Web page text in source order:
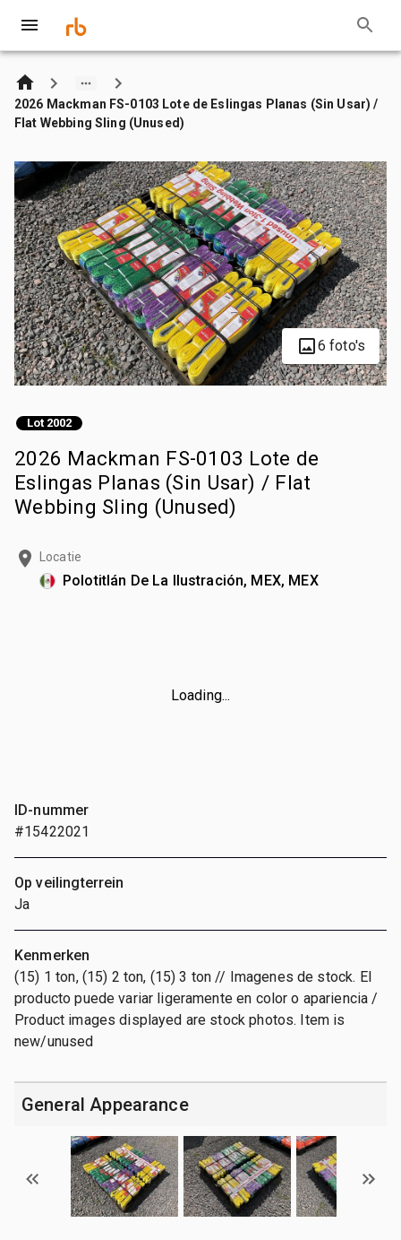
2026 Mackman FS-0103 Lote de Eslingas Planas (Sin Usar) /
Flat Webbing Sling (Unused)
6 foto's
Lot 2002
2026 Mackman FS-0103 Lote de
Eslingas Planas (Sin Usar) / Flat
Webbing Sling (Unused)
Locatie
Polotitlán De La Ilustración, MEX, MEX
Loading...
ID-nummer
#15422021
Op veilingterrein
Ja
Kenmerken
(15) 1 ton, (15) 2 ton, (15) 3 ton // Imagenes de stock. El
producto puede variar ligeramente en color o apariencia /
Product images displayed are stock photos. Item is
new/unused
General Appearance